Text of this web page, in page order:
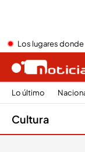
Los lugares donde
Lo último
Cultura